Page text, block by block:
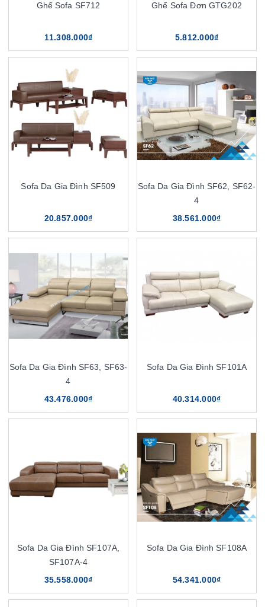
Ghế Sofa SF712
11.308.000₫
Ghế Sofa Đơn GTG202
5.812.000₫
Sofa Da Gia Đình SF509
20.857.000₫
Sofa Da Gia Đình SF62, SF62-
4
38.561.000₫
Sofa Da Gia Đình SF63, SF63-
4
43.476.000₫
Sofa Da Gia Đình SF101A
40.314.000₫
Sofa Da Gia Đình SF107A,
SF107A-4
35.558.000₫
Sofa Da Gia Đình SF108A
54.341.000₫